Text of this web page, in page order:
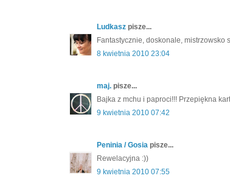
Ludkasz pisze...
Fantastycznie, doskonale, mistrzowsko
8 kwietnia 2010 23:04
maj. pisze...
Bajka z mchu i paproci!!! Przepiękna
9 kwietnia 2010 07:42
Peninia / Gosia pisze...
Rewelacyjna :))
9 kwietnia 2010 07:55